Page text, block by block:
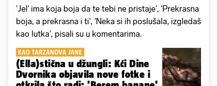
'Jel' ima koja boja da te tebi ne pristaje', 'Prekrasna
boja, a prekrasna i ti', 'Neka si ih poslušala, izgledaš
kao lutka', pisali su u komentarima.
KAO TARZANOVA JANE
(Ella)stična u džungli: Kći Dine
Dvornika objavila nove fotke i